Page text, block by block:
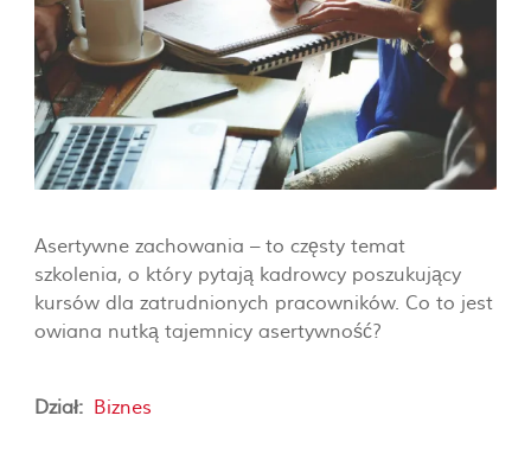
Asertywne zachowania – to częsty temat
szkolenia, o który pytają kadrowcy poszukujący
kursów dla zatrudnionych pracowników. Co to jest
owiana nutką tajemnicy asertywność?
Dział: Biznes